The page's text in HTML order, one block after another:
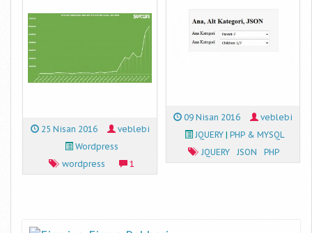
25 Nisan 2016
veblebi
Wordpress
wordpress
1
09 Nisan 2016
veblebi
JQUERY| PHP & MYSQL
JQUERY
JSON PHP